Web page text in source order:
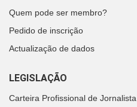
Quem pode ser membro?
Pedido de inscrição
Actualização de dados
LEGISLAÇÃO
Carteira Profissional de Jornalista